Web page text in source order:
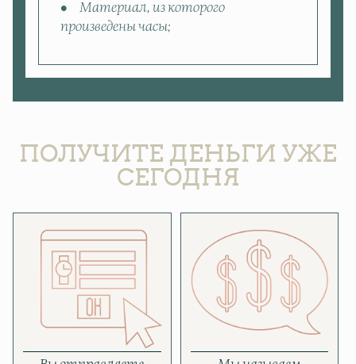
Материал, из которого
произведены часы;
ПОЛУЧИТЕ ДЕНЬГИ УЖЕ
СЕГОДНЯ